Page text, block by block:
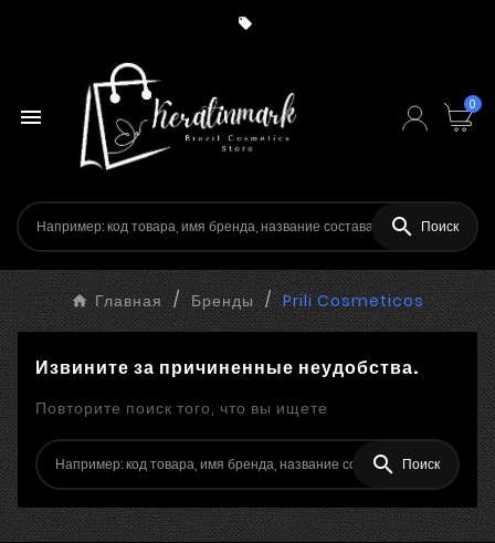

 0
 Поиск
Главная Бренды Prili Cosmeticos
Извините за причиненные неудобства.
Повторите поиск того, что вы ищете
 Поиск